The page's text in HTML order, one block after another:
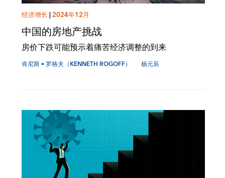
经济增长|2024年12月
中国的房地产挑战
房价下跌可能预示着痛苦经济调整的到来
肯尼斯 • 罗格夫（KENNETH ROGOFF） 杨元辰